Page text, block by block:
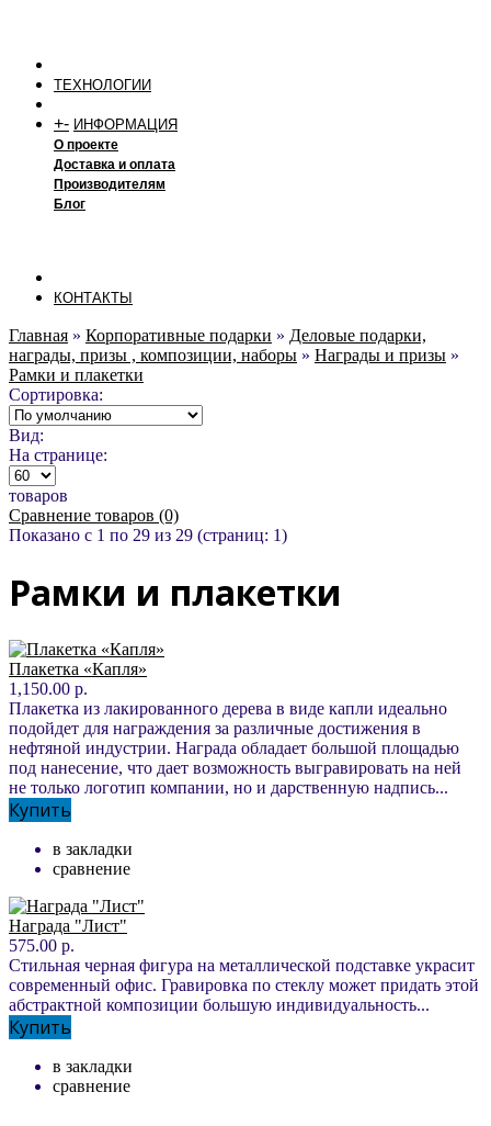
ТЕХНОЛОГИИ
+- ИНФОРМАЦИЯ
О проекте
Доставка и оплата
Производителям
Блог
КОНТАКТЫ
Главная » Корпоративные подарки » Деловые подарки,
награды, призы , композиции, наборы » Награды и призы »
Рамки и плакетки
Сортировка:
Вид:
На странице:
товаров
Сравнение товаров (0)
Показано с 1 по 29 из 29 (страниц: 1)
Рамки и плакетки
Плакетка «Капля»
1,150.00 р.
Плакетка из лакированного дерева в виде капли идеально
подойдет для награждения за различные достижения в
нефтяной индустрии. Награда обладает большой площадью
под нанесение, что дает возможность выгравировать на ней
не только логотип компании, но и дарственную надпись...
Купить
в закладки
сравнение
Награда "Лист"
575.00 р.
Стильная черная фигура на металлической подставке украсит
современный офис. Гравировка по стеклу может придать этой
абстрактной композиции большую индивидуальность...
Купить
в закладки
сравнение